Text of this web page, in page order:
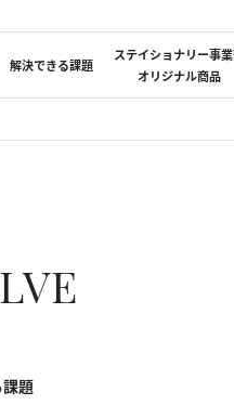
解決できる課題
ステイショナリー事
オリジナル商品
題